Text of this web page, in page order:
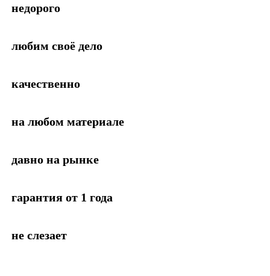
недорого
любим своё дело
качественно
на любом материале
давно на рынке
гарантия от 1 года
не слезает